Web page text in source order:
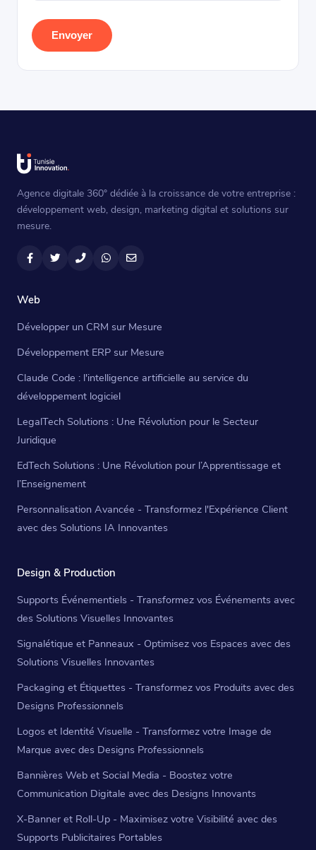
Envoyer
Agence digitale 360° dédiée à la croissance de votre entreprise :
développement web, design, marketing digital et solutions sur
mesure.
FacebookTwitterTéléphoneWhatsApp
Email
Web
Développer un CRM sur Mesure
Développement ERP sur Mesure
Claude Code : l'intelligence artificielle au service du
développement logiciel
LegalTech Solutions : Une Révolution pour le Secteur
Juridique
EdTech Solutions : Une Révolution pour l’Apprentissage et
l’Enseignement
Personnalisation Avancée - Transformez l'Expérience Client
avec des Solutions IA Innovantes
Design & Production
Supports Événementiels - Transformez vos Événements avec
des Solutions Visuelles Innovantes
Signalétique et Panneaux - Optimisez vos Espaces avec des
Solutions Visuelles Innovantes
Packaging et Étiquettes - Transformez vos Produits avec des
Designs Professionnels
Logos et Identité Visuelle - Transformez votre Image de
Marque avec des Designs Professionnels
Bannières Web et Social Media - Boostez votre
Communication Digitale avec des Designs Innovants
X-Banner et Roll-Up - Maximisez votre Visibilité avec des
Supports Publicitaires Portables